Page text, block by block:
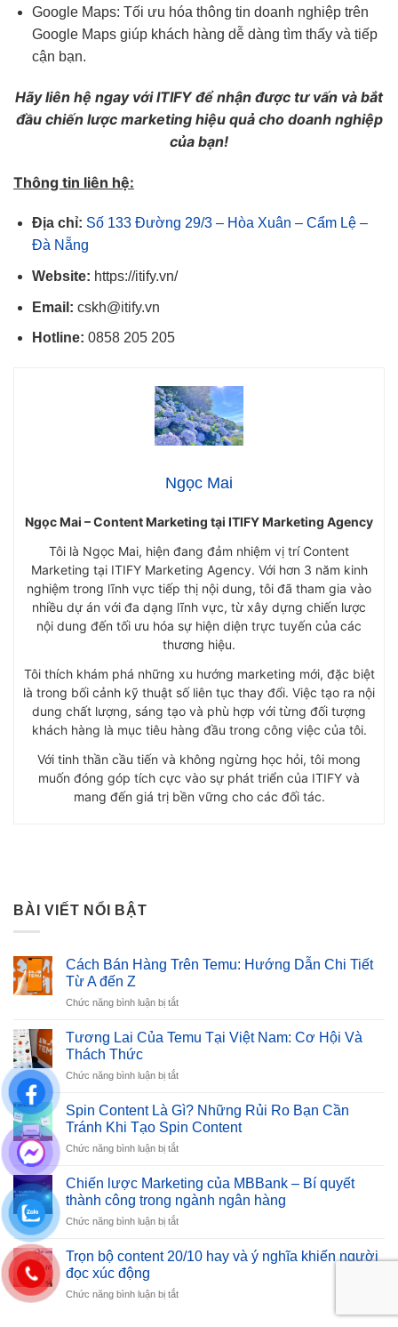
Google Maps: Tối ưu hóa thông tin doanh nghiệp trên
Google Maps giúp khách hàng dễ dàng tìm thấy và tiếp
cận bạn.
Hãy liên hệ ngay với ITIFY để nhận được tư vấn và bắt
đầu chiến lược marketing hiệu quả cho doanh nghiệp
của bạn!
Thông tin liên hệ:
Địa chỉ: Số 133 Đường 29/3 – Hòa Xuân – Cẩm Lệ –
Đà Nẵng
Website: https://itify.vn/
Email: cskh@itify.vn
Hotline: 0858 205 205
Ngọc Mai
Ngọc Mai – Content Marketing tại ITIFY Marketing Agency
Tôi là Ngọc Mai, hiện đang đảm nhiệm vị trí Content
Marketing tại ITIFY Marketing Agency. Với hơn 3 năm kinh
nghiệm trong lĩnh vực tiếp thị nội dung, tôi đã tham gia vào
nhiều dự án với đa dạng lĩnh vực, từ xây dựng chiến lược
nội dung đến tối ưu hóa sự hiện diện trực tuyến của các
thương hiệu.
Tôi thích khám phá những xu hướng marketing mới, đặc biệt
là trong bối cảnh kỹ thuật số liên tục thay đổi. Việc tạo ra nội
dung chất lượng, sáng tạo và phù hợp với từng đối tượng
khách hàng là mục tiêu hàng đầu trong công việc của tôi.
Với tinh thần cầu tiến và không ngừng học hỏi, tôi mong
muốn đóng góp tích cực vào sự phát triển của ITIFY và
mang đến giá trị bền vững cho các đối tác.
BÀI VIẾT NỔI BẬT
Cách Bán Hàng Trên Temu: Hướng Dẫn Chi Tiết
Từ A đến Z
Chức năng bình luận bị tắtở
Temu:
Dẫn
Chi
Từ
đến
Z
Tương Lai Của Temu Tại Việt Nam: Cơ Hội Và
Thách Thức
Chức năng bình luận bị tắtở
Lai
Của
Temu
Tại
Nam:
Cơ
Hội
Và
Thức
Spin Content Là Gì? Những Rủi Ro Bạn Cần
Tránh Khi Tạo Spin Content
Chức năng bình luận bị tắtở
Content
Gì?
Những
Ro
Tránh
Chiến lược Marketing của MBBank – Bí quyết
thành công trong ngành ngân hàng
Chức năng bình luận bị tắtở
lược
MBBank
Trọn bộ content 20/10 hay và ý nghĩa khiến người
đọc xúc động
Chức năng bình luận bị tắtở